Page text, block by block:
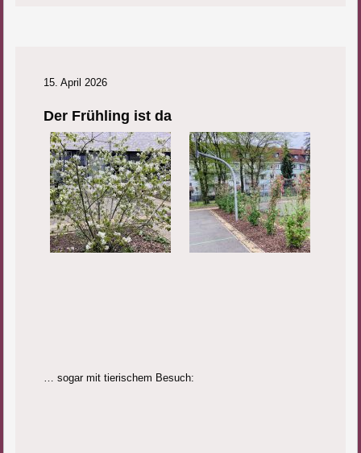
15. April 2026
Der Frühling ist da
… sogar mit tierischem Besuch: